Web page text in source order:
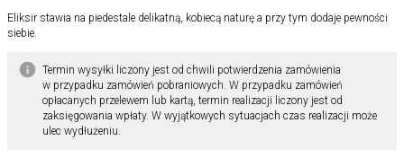
Eliksir stawia na piedestale delikatną, kobiecą naturę a przy tym dodaje pewności
siebie.
Termin wysyłki liczony jest od chwili potwierdzenia zamówienia
w przypadku zamówień pobraniowych. W przypadku zamówień
opłacanych przelewem lub kartą, termin realizacji liczony jest od
zaksięgowania wpłaty. W wyjątkowych sytuacjach czas realizacji może
ulec wydłużeniu.